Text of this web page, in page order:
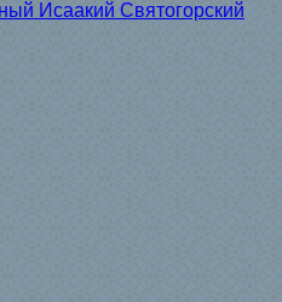
Исаакий Святогорский